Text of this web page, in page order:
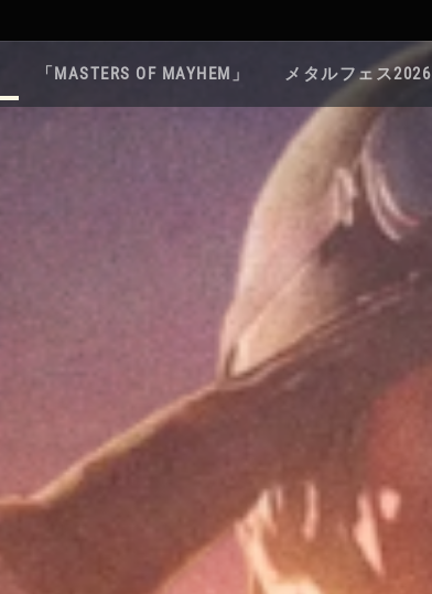
「MASTERS OF MAYHEM」 メタルフェス2026